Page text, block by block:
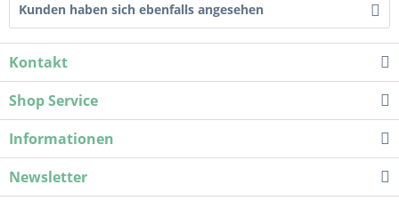
Kunden haben sich ebenfalls angesehen
Kontakt
Shop Service
Informationen
Newsletter